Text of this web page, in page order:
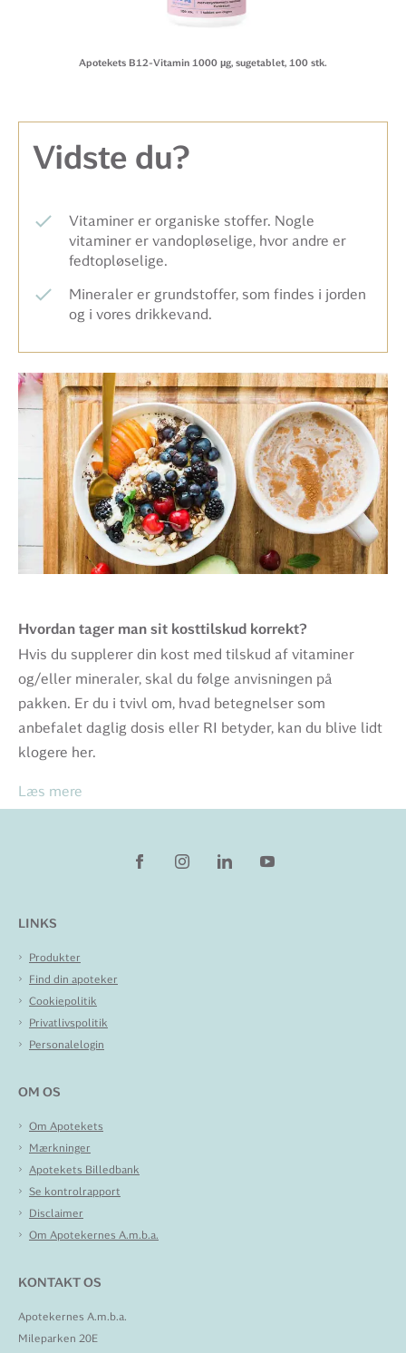
Apotekets B12-Vitamin 1000 µg, sugetablet, 100 stk.
Vidste du?
Vitaminer er organiske stoffer. Nogle
vitaminer er vandopløselige, hvor andre er
fedtopløselige.
Mineraler er grundstoffer, som findes i jorden
og i vores drikkevand.
Hvordan tager man sit kosttilskud korrekt?
Hvis du supplerer din kost med tilskud af vitaminer
og/eller mineraler, skal du følge anvisningen på
pakken. Er du i tvivl om, hvad betegnelser som
anbefalet daglig dosis eller RI betyder, kan du blive lidt
klogere her.
Læs mere
LINKS
Produkter
Find din apoteker
Cookiepolitik
Privatlivspolitik
Personalelogin
OM OS
Om Apotekets
Mærkninger
Apotekets Billedbank
Se kontrolrapport
Disclaimer
Om Apotekernes A.m.b.a.
KONTAKT OS
Apotekernes A.m.b.a.
Mileparken 20E